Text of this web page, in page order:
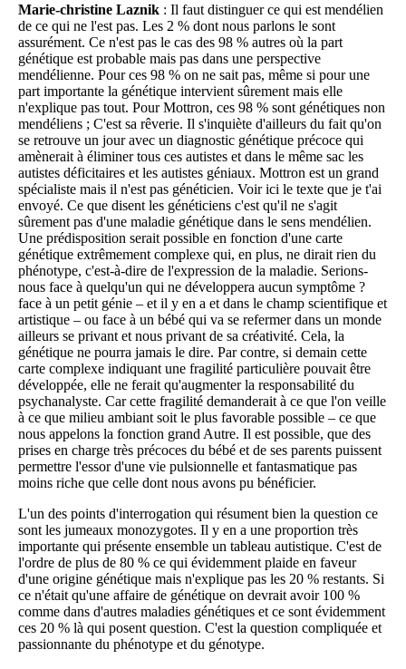
Marie-christine Laznik : Il faut distinguer ce qui est mendélien
de ce qui ne l'est pas. Les 2 % dont nous parlons le sont
assurément. Ce n'est pas le cas des 98 % autres où la part
génétique est probable mais pas dans une perspective
mendélienne. Pour ces 98 % on ne sait pas, même si pour une
part importante la génétique intervient sûrement mais elle
n'explique pas tout. Pour Mottron, ces 98 % sont génétiques non
mendéliens ; C'est sa rêverie. Il s'inquiète d'ailleurs du fait qu'on
se retrouve un jour avec un diagnostic génétique précoce qui
amènerait à éliminer tous ces autistes et dans le même sac les
autistes déficitaires et les autistes géniaux. Mottron est un grand
spécialiste mais il n'est pas généticien. Voir ici le texte que je t'ai
envoyé. Ce que disent les généticiens c'est qu'il ne s'agit
sûrement pas d'une maladie génétique dans le sens mendélien.
Une prédisposition serait possible en fonction d'une carte
génétique extrêmement complexe qui, en plus, ne dirait rien du
phénotype, c'est-à-dire de l'expression de la maladie. Serions-
nous face à quelqu'un qui ne développera aucun symptôme ?
face à un petit génie – et il y en a et dans le champ scientifique et
artistique – ou face à un bébé qui va se refermer dans un monde
ailleurs se privant et nous privant de sa créativité. Cela, la
génétique ne pourra jamais le dire. Par contre, si demain cette
carte complexe indiquant une fragilité particulière pouvait être
développée, elle ne ferait qu'augmenter la responsabilité du
psychanalyste. Car cette fragilité demanderait à ce que l'on veille
à ce que milieu ambiant soit le plus favorable possible – ce que
nous appelons la fonction grand Autre. Il est possible, que des
prises en charge très précoces du bébé et de ses parents puissent
permettre l'essor d'une vie pulsionnelle et fantasmatique pas
moins riche que celle dont nous avons pu bénéficier.
L'un des points d'interrogation qui résument bien la question ce
sont les jumeaux monozygotes. Il y en a une proportion très
importante qui présente ensemble un tableau autistique. C'est de
l'ordre de plus de 80 % ce qui évidemment plaide en faveur
d'une origine génétique mais n'explique pas les 20 % restants. Si
ce n'était qu'une affaire de génétique on devrait avoir 100 %
comme dans d'autres maladies génétiques et ce sont évidemment
ces 20 % là qui posent question. C'est la question compliquée et
passionnante du phénotype et du génotype.